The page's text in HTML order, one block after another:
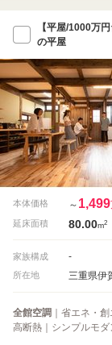
【平屋/1000万
の平屋
本体価格 ～ 1,499
延床面積 80.00m2
家族構成 -
所在地 三重県伊
全館空調 ｜省エネ・
高断熱｜シンプルモ